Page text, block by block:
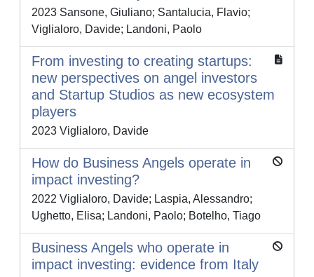
2023 Sansone, Giuliano; Santalucia, Flavio;
Viglialoro, Davide; Landoni, Paolo
From investing to creating startups:
new perspectives on angel investors
and Startup Studios as new ecosystem
players
2023 Viglialoro, Davide
How do Business Angels operate in
impact investing?
2022 Viglialoro, Davide; Laspia, Alessandro;
Ughetto, Elisa; Landoni, Paolo; Botelho, Tiago
Business Angels who operate in
impact investing: evidence from Italy